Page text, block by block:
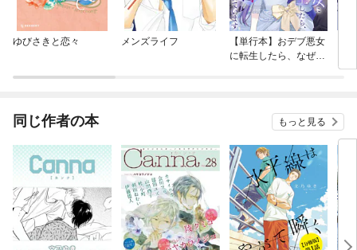
ゆびさきと恋々 メンズライフ
【単行本】おデブ悪女
に転生したら、なぜか
同じ作者の本 もっと見る